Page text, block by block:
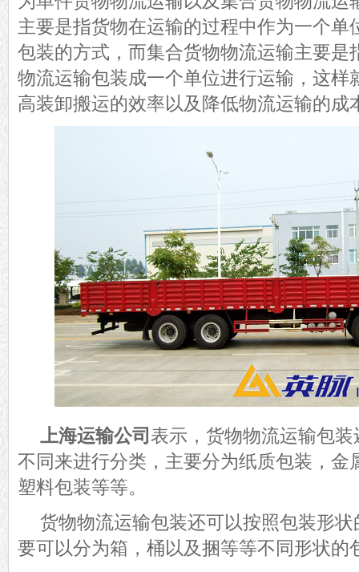
主要是指货物在运输的过程中作为一个单
包装的方式，而集合货物物流运输主要是
物流运输包装成一个单位进行运输，这样
高装卸搬运的效率以及降低物流运输的成
上海运输公司表示，货物物流运输包
不同来进行分类，主要分为纸质包装，金
塑料包装等等。
货物物流运输包装还可以按照包装形
要可以分为箱，桶以及捆等等不同形状的